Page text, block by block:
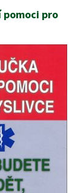
pomoci pro